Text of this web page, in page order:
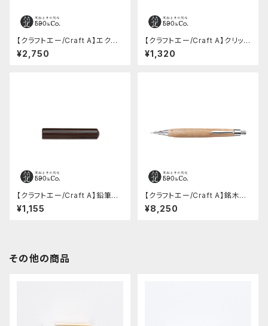
【クラフトエー/Craft A】エクス
テンダー/鉛筆補助軸 (ブライヤ
ー)
¥2,750
【クラフトエー/Craft A】クリップ
付き鉛筆キャップ (エンジュ)
¥1,320
【クラフトエー/Craft A】鉛筆キ
ャップ (黒檀)
¥1,155
【クラフトエー/Craft A】銘木シ
ャープペンシル2 / ブドウ
¥8,250
その他の商品